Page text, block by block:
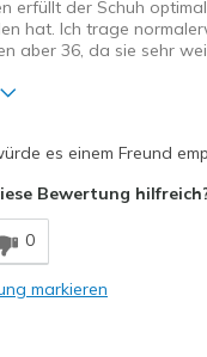
erfüllt der Schuh
hat. Ich trage
aber 36, da sie sehr
es einem Freund
Bewertung
0
markieren